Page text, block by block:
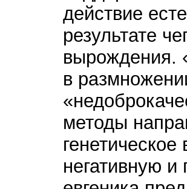
действие
результате
вырождения.
в
методы
негативную и